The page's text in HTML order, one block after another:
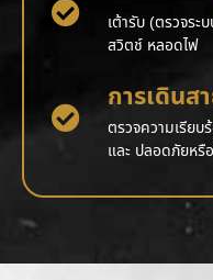
เต้ารับ (ตรวจระ
สวิตช์ หลอดไฟ
การเดินส
ตรวจความเรียบ
และ ปลอดภัยหรื